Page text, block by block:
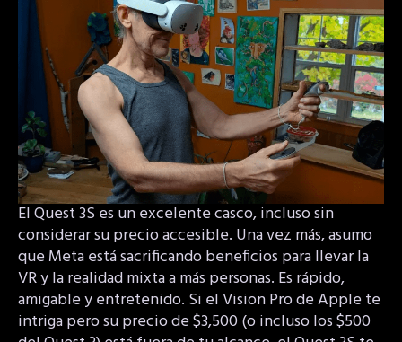
El Quest 3S es un excelente casco, incluso sin
considerar su precio accesible. Una vez más, asumo
que Meta está sacrificando beneficios para llevar la
VR y la realidad mixta a más personas. Es rápido,
amigable y entretenido. Si el Vision Pro de Apple te
intriga pero su precio de $3,500 (o incluso los $500